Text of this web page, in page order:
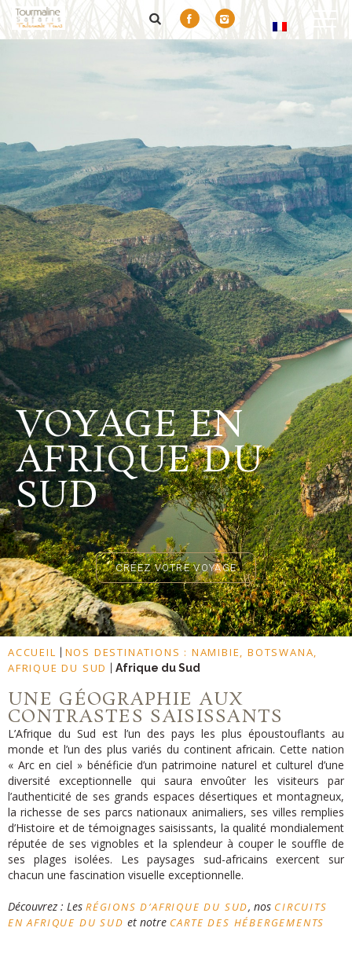
VOYAGE EN
AFRIQUE DU
SUD
CRÉEZ VOTRE VOYAGE
ACCUEIL
NOS DESTINATIONS : NAMIBIE, BOTSWANA,
AFRIQUE DU SUD
|Afrique du Sud
UNE GÉOGRAPHIE AUX
CONTRASTES SAISISSANTS
L’Afrique du Sud est l’un des pays les plus époustouflants au
monde et l’un des plus variés du continent africain. Cette nation
« Arc en ciel » bénéficie d’un patrimoine naturel et culturel d’une
diversité exceptionnelle qui saura envoûter les visiteurs par
l’authenticité de ses grands espaces désertiques et montagneux,
la richesse de ses parcs nationaux animaliers, ses villes remplies
d’Histoire et de témoignages saisissants, la qualité mondialement
réputée de ses vignobles et la splendeur à couper le souffle de
ses plages isolées. Les paysages sud-africains exercent sur
chacun une fascination visuelle exceptionnelle.
Découvrez : Les RÉGIONS D’AFRIQUE DU SUD, nos CIRCUITS
EN AFRIQUE DU SUD et notre CARTE DES HÉBERGEMENTS